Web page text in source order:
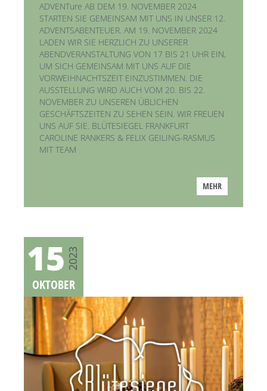
ADVENTure AB DEM 19. NOVEMBER 2024
STARTEN SIE GEMEINSAM MIT UNS IN UNSER 12.
ADVENTSABENTEUER. AM 19. NOVEMBER 2024
LADEN WIR SIE HERZLICH ZU UNSERER
ABENDVERANSTALTUNG VON 17 BIS 21 UHR EIN,
UM SICH GEMEINSAM MIT UNS AUF DIE
VORWEIHNACHTSZEIT EINZUSTIMMEN. DIE
AUSSTELLUNG WIRD AUCH VOM 20. BIS 22.
NOVEMBER ZU UNSEREN ÜBLICHEN
GESCHÄFTSZEITEN ZU SEHEN SEIN. WIR FREUEN
UNS AUF SIE. BLÜTESIEGEL FRANKFURT
CAROLINE RANKERS & FELIX GEILING-RASMUS
MIT TEAM
MEHR
15
OKTOBER
2023